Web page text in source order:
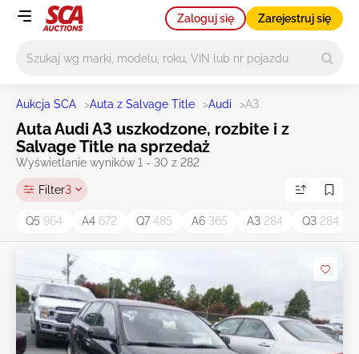
Zaloguj się Zarejestruj się
Aukcja SCA >Auta z Salvage Title >Audi >A3
Auta Audi A3 uszkodzone, rozbite i z
Salvage Title na sprzedaż
Wyświetlanie wyników 1 - 30 z 282
Filter3
Q5 964 A4 672 Q7 485 A6 365 A3 284 Q3 284